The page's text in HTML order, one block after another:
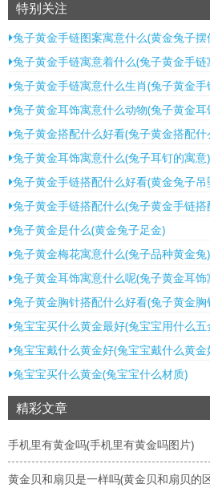
特别关注
兔子黄金手链图案寓意什么(黄金兔子摆
兔子黄金手链寓意着什么(兔子黄金手
兔子黄金手链寓意什么生肖(兔子黄金
兔子黄金耳饰寓意什么动物(兔子黄金
兔子黄金搭配什么好看(兔子黄金搭配什
兔子黄金耳饰寓意什么(兔子耳钉的寓意)
兔子黄金手链搭配什么好看(黄金兔子
兔子黄金手链搭配什么(兔子黄金手链
兔子黄金是什么(黄金兔子足金)
兔子黄金梅花寓意什么(兔子品种黄金兔)
兔子黄金耳饰寓意什么呢(兔子黄金耳
兔子黄金胸针搭配什么好看(兔子黄金
兔宝宝买什么黄金最好(兔宝宝用什么五
兔宝宝戴什么黄金好(兔宝宝戴什么黄金
兔宝宝买什么黄金(兔宝宝什么材质)
精彩文章
手机里有黄金吗(手机里有黄金吗图片)
黄金贝和扇贝是一样吗(黄金贝和扇贝的